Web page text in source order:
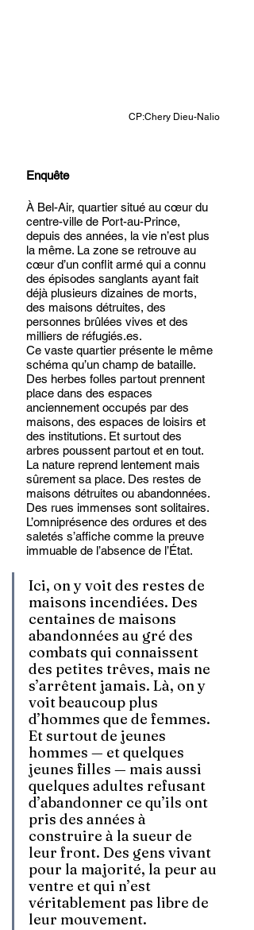
CP:Chery Dieu-Nalio
Enquête
À Bel-Air, quartier situé au cœur du
centre-ville de Port-au-Prince,
depuis des années, la vie n’est plus
la même. La zone se retrouve au
cœur d’un conflit armé qui a connu
des épisodes sanglants ayant fait
déjà plusieurs dizaines de morts,
des maisons détruites, des
personnes brûlées vives et des
milliers de réfugiés.es.
Ce vaste quartier présente le même
schéma qu’un champ de bataille.
Des herbes folles partout prennent
place dans des espaces
anciennement occupés par des
maisons, des espaces de loisirs et
des institutions. Et surtout des
arbres poussent partout et en tout.
La nature reprend lentement mais
sûrement sa place. Des restes de
maisons détruites ou abandonnées.
Des rues immenses sont solitaires.
L’omniprésence des ordures et des
saletés s’affiche comme la preuve
immuable de l’absence de l’État.
Ici, on y voit des restes de
maisons incendiées. Des
centaines de maisons
abandonnées au gré des
combats qui connaissent
des petites trêves, mais ne
s’arrêtent jamais. Là, on y
voit beaucoup plus
d’hommes que de femmes.
Et surtout de jeunes
hommes — et quelques
jeunes filles — mais aussi
quelques adultes refusant
d’abandonner ce qu’ils ont
pris des années à
construire à la sueur de
leur front. Des gens vivant
pour la majorité, la peur au
ventre et qui n’est
véritablement pas libre de
leur mouvement.